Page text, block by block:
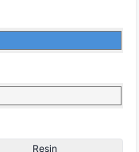
Resin